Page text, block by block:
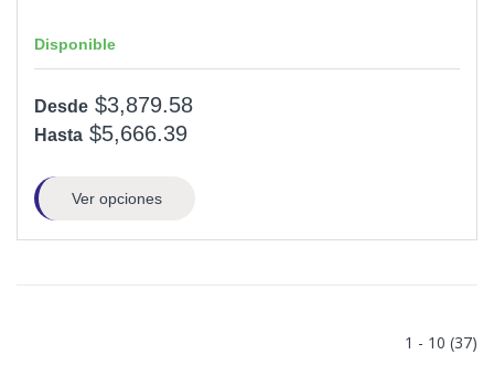
Disponible
Desde $3,879.58
Hasta $5,666.39
Ver opciones
1 - 10 (37)